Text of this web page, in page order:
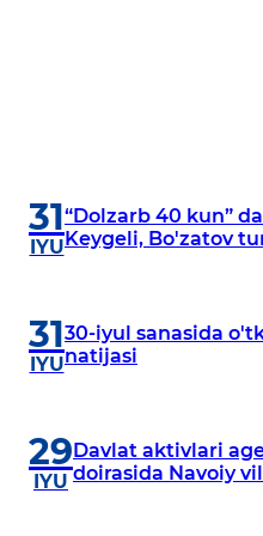
31
IYU
“Dolzarb 40 kun”
Keygeli, Bo'zatov
31
IYU
30-iyul sanasida
natijasi
29
IYU
Davlat aktivlari
doirasida Navoiy